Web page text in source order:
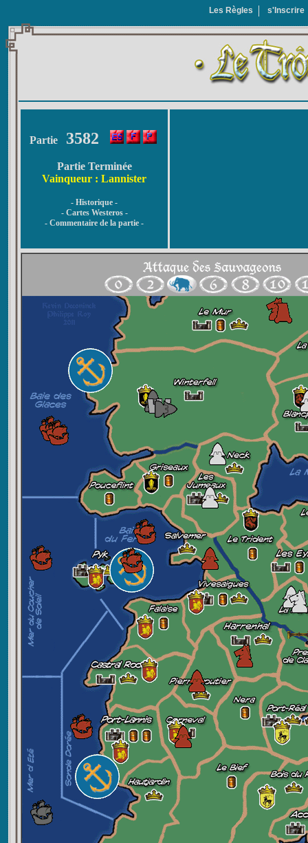
Les Règles s'Inscrire
Partie 3582
Partie Terminée
Vainqueur : Lannister
- Historique -
- Cartes Westeros -
- Commentaire de la partie -